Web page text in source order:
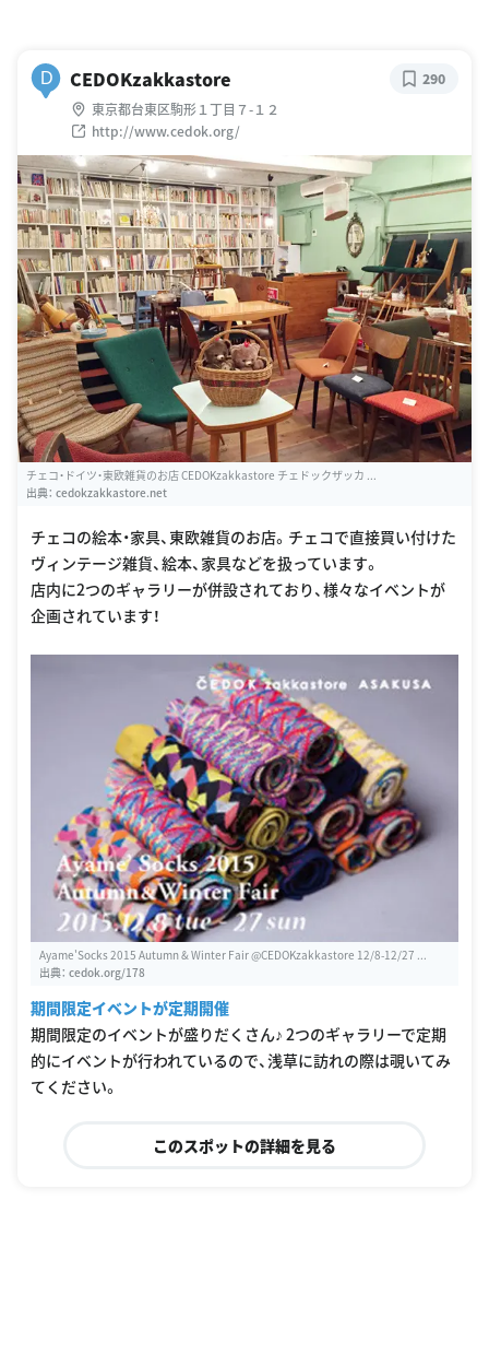
D CEDOKzakkastore
東京都台東区駒形１丁目７-１２
http://www.cedok.org/
290
チェコ・ドイツ・東欧雑貨のお店 CEDOKzakkastore チェドックザッカ ...
出典： cedokzakkastore.net
チェコの絵本・家具、東欧雑貨のお店。チェコで直接買い付けた
ヴィンテージ雑貨、絵本、家具などを扱っています。
店内に2つのギャラリーが併設されており、様々なイベントが
企画されています！
Ayame'Socks 2015 Autumn & Winter Fair @CEDOKzakkastore 12/8-12/27 ...
出典： cedok.org/178
期間限定イベントが定期開催
期間限定のイベントが盛りだくさん♪ 2つのギャラリーで定期
的にイベントが行われているので、浅草に訪れの際は覗いてみ
てください。
このスポットの詳細を見る